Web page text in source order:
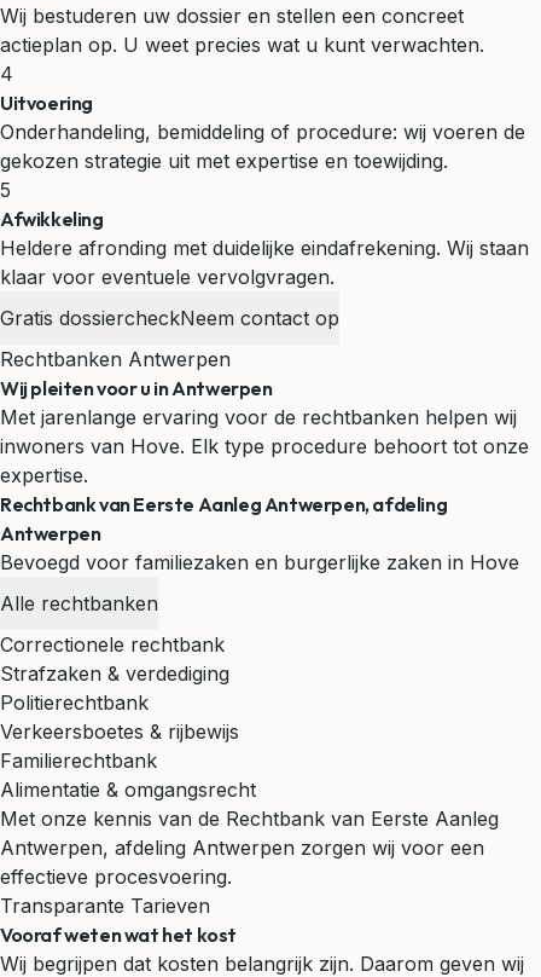
Wij bestuderen uw dossier en stellen een concreet
actieplan op. U weet precies wat u kunt verwachten.
4
Uitvoering
Onderhandeling, bemiddeling of procedure: wij voeren de
gekozen strategie uit met expertise en toewijding.
5
Afwikkeling
Heldere afronding met duidelijke eindafrekening. Wij staan
klaar voor eventuele vervolgvragen.
Gratis dossiercheckNeem contact op
Rechtbanken Antwerpen
Wij pleiten voor u in Antwerpen
Met jarenlange ervaring voor de rechtbanken helpen wij
inwoners van Hove. Elk type procedure behoort tot onze
expertise.
Rechtbank van Eerste Aanleg Antwerpen, afdeling
Antwerpen
Bevoegd voor familiezaken en burgerlijke zaken in Hove
Alle rechtbanken
Correctionele rechtbank
Strafzaken & verdediging
Politierechtbank
Verkeersboetes & rijbewijs
Familierechtbank
Alimentatie & omgangsrecht
Met onze kennis van de Rechtbank van Eerste Aanleg
Antwerpen, afdeling Antwerpen zorgen wij voor een
effectieve procesvoering.
Transparante Tarieven
Vooraf weten wat het kost
Wij begrijpen dat kosten belangrijk zijn. Daarom geven wij